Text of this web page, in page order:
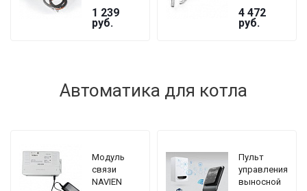
BCSA 0493
для
коаксиального
1 239
руб.
Navien
BCSA 0299
Ø 75/100
Deluxe
4 472
руб.
Автоматика для котла
Модуль
связи
NAVIEN
Пульт
управления
выносной